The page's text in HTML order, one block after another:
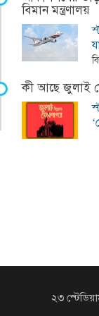
বিমান মন্ত্রণালয়
কী আছে জুলাই
২৩